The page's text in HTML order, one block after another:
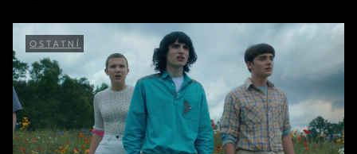
OSTATNÍ